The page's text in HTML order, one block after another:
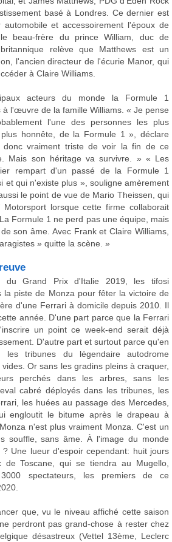
basé à Londres. Ce dernier est
et accessoirement l'époux de
beau-frère du prince William, duc de
relève que Matthews est un
l'ancien directeur de l'écurie Manor, qui
à Claire Williams.
acteurs du monde la Formule 1
à l'œuvre de la famille Williams. « Je pense
l'une des personnes les plus
honnête, de la Formule 1 », déclare
donc vraiment triste de voir la fin de ce
Mais son héritage va survivre. » « Les
rempart d'un passé de la Formule 1
et qui n'existe plus », souligne amèrement
le point de vue de Mario Theissen, qui
lorsque cette firme collaborait
Formule 1 ne perd pas une équipe, mais
son âme. Avec Frank et Claire Williams,
» quitte la scène. »
Grand Prix d'Italie 2019, les tifosi
la piste de Monza pour fêter la victoire de
d'une Ferrari à domicile depuis 2010. Il
année. D'une part parce que la Ferrari
un point ce week-end serait déjà
D'autre part et surtout parce qu'en
tribunes du légendaire autodrome
Or sans les gradins pleins à craquer,
perchés dans les arbres, sans les
cabré déployés dans les tribunes, les
les huées au passage des Mercedes,
engloutit le bitume après le drapeau à
n'est plus vraiment Monza. C'est un
souffle, sans âme. À l'image du monde
? Une lueur d'espoir cependant: huit jours
Toscane, qui se tiendra au Mugello,
spectateurs, les premiers de ce
que, vu le niveau affiché cette saison
perdront pas grand-chose à rester chez
désastreux (Vettel 13ème, Leclerc